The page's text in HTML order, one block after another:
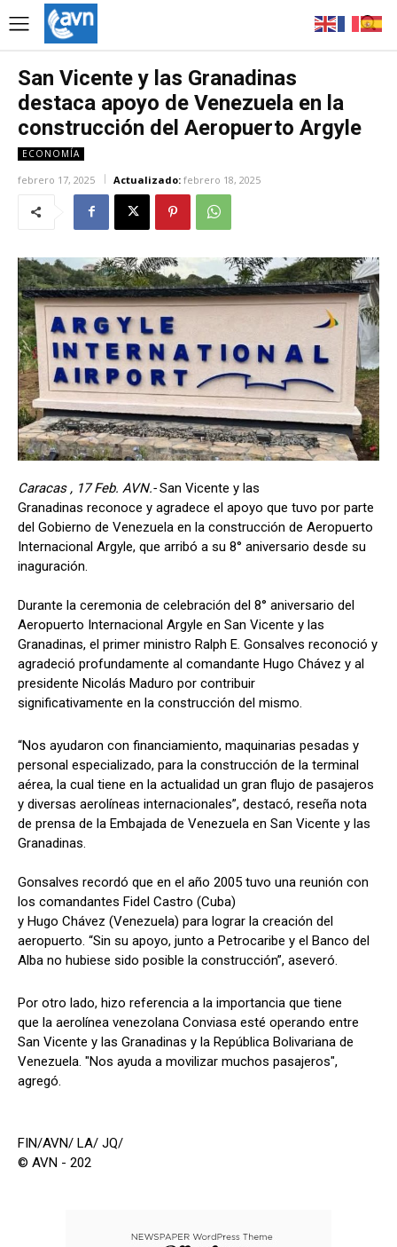
San Vicente y las Granadinas
destaca apoyo de Venezuela en la
construcción del Aeropuerto Argyle
ECONOMÍA
febrero 17, 2025 Actualizado: febrero 18, 2025
Caracas , 17 Feb. AVN.-San Vicente y las
Granadinas reconoce y agradece el apoyo que tuvo por parte
del Gobierno de Venezuela en la construcción de Aeropuerto
Internacional Argyle, que arribó a su 8° aniversario desde su
inaguración.
Durante la ceremonia de celebración del 8° aniversario del
Aeropuerto Internacional Argyle en San Vicente y las
Granadinas, el primer ministro Ralph E. Gonsalves reconoció y
agradeció profundamente al comandante Hugo Chávez y al
presidente Nicolás Maduro por contribuir
significativamente en la construcción del mismo.
“Nos ayudaron con financiamiento, maquinarias pesadas y
personal especializado, para la construcción de la terminal
aérea, la cual tiene en la actualidad un gran flujo de pasajeros
y diversas aerolíneas internacionales”, destacó, reseña nota
de prensa de la Embajada de Venezuela en San Vicente y las
Granadinas.
Gonsalves recordó que en el año 2005 tuvo una reunión con
los comandantes Fidel Castro (Cuba)
y Hugo Chávez (Venezuela) para lograr la creación del
aeropuerto. “Sin su apoyo, junto a Petrocaribe y el Banco del
Alba no hubiese sido posible la construcción”, aseveró.
Por otro lado, hizo referencia a la importancia que tiene
que la aerolínea venezolana Conviasa esté operando entre
San Vicente y las Granadinas y la República Bolivariana de
Venezuela. "Nos ayuda a movilizar muchos pasajeros",
agregó.
FIN/AVN/ LA/ JQ/
© AVN - 202